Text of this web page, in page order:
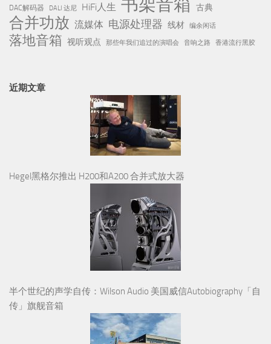
近期文章
Hegel黑格尔推出 H200和A200 合并式放大器
半个世纪的声学自传：Wilson Audio 美国威信Autobiography「自
严谨制造背后的音乐哲学——走进意大利 Audia Flight 歌匠工厂